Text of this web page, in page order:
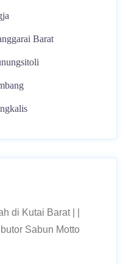
Barat
di Kutai Barat | |
Sabun Motto